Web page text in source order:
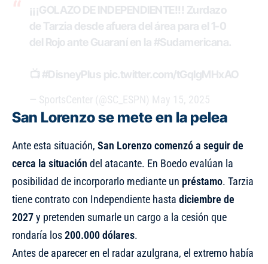
¡¡¡GOLAZO DE INDEPENDIENTE!!! Zurdazo
de Tarzia desde afuera del área para el 1-0
del Rojo ante Guaraní en la #Sudamericana.
📺 #DisneyPlus pic.twitter.com/tGqIgMHxAO
— SportsCenter (@SC_ESPN) May 15, 2025
San Lorenzo se mete en la pelea
Ante esta situación, San Lorenzo comenzó a seguir de
cerca la situación del atacante. En Boedo evalúan la
posibilidad de incorporarlo mediante un préstamo. Tarzia
tiene contrato con Independiente hasta diciembre de
2027y pretenden sumarle un cargo a la cesión que
rondaría los200.000 dólares.
Antes de aparecer en el radar azulgrana, el extremo había